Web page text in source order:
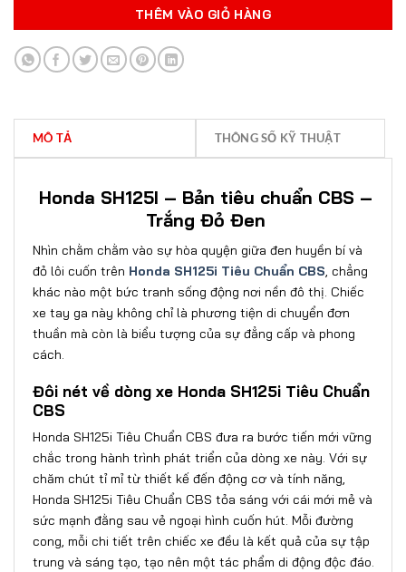
THÊM VÀO GIỎ HÀNG
MÔ TẢ THÔNG SỐ KỸ THUẬT
Honda SH125I – Bản tiêu chuẩn CBS –
Trắng Đỏ Đen
Nhìn chằm chằm vào sự hòa quyện giữa đen huyền bí và
đỏ lôi cuốn trên Honda SH125i Tiêu Chuẩn CBS, chẳng
khác nào một bức tranh sống động nơi nền đô thị. Chiếc
xe tay ga này không chỉ là phương tiện di chuyển đơn
thuần mà còn là biểu tượng của sự đẳng cấp và phong
cách.
Đôi nét về dòng xe Honda SH125i Tiêu Chuẩn
CBS
Honda SH125i Tiêu Chuẩn CBS đưa ra bước tiến mới vững
chắc trong hành trình phát triển của dòng xe này. Với sự
chăm chút tỉ mỉ từ thiết kế đến động cơ và tính năng,
Honda SH125i Tiêu Chuẩn CBS tỏa sáng với cái mới mẻ và
sức mạnh đằng sau vẻ ngoại hình cuốn hút. Mỗi đường
cong, mỗi chi tiết trên chiếc xe đều là kết quả của sự tập
trung và sáng tạo, tạo nên một tác phẩm di động độc đáo.